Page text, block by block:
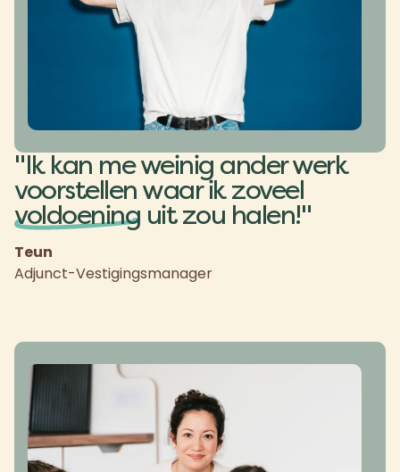
"Ik kan me weinig ander werk
voorstellen waar ik zoveel
voldoening uit zou halen!"
Teun
Adjunct-Vestigingsmanager